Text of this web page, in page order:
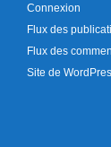
Connexion
Flux des
Flux des
Site de